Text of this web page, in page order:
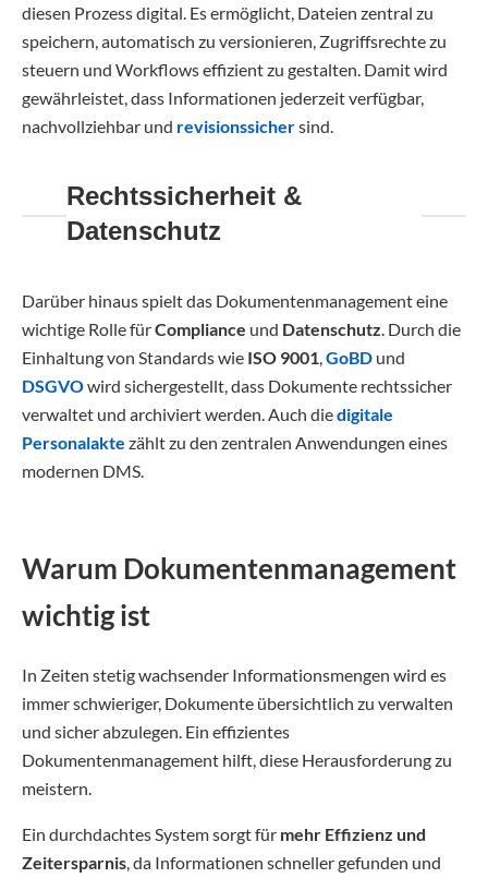
diesen Prozess digital. Es ermöglicht, Dateien zentral zu
speichern, automatisch zu versionieren, Zugriffsrechte zu
steuern und Workflows effizient zu gestalten. Damit wird
gewährleistet, dass Informationen jederzeit verfügbar,
nachvollziehbar und revisionssichersind.
Rechtssicherheit &
Datenschutz
Darüber hinaus spielt das Dokumentenmanagement eine
wichtige Rolle fürCompliance und Datenschutz. Durch die
Einhaltung von Standards wie ISO 9001,GoBD und
DSGVOwird sichergestellt, dass Dokumente rechtssicher
verwaltet und archiviert werden. Auch diedigitale
Personalakte zählt zu den zentralen Anwendungen eines
modernen DMS.
Warum Dokumentenmanagement
wichtig ist
In Zeiten stetig wachsender Informationsmengen wird es
immer schwieriger, Dokumente übersichtlich zu verwalten
und sicher abzulegen. Ein effizientes
Dokumentenmanagement hilft, diese Herausforderung zu
meistern.
Ein durchdachtes System sorgt für mehr Effizienz und
Zeitersparnis, da Informationen schneller gefunden und